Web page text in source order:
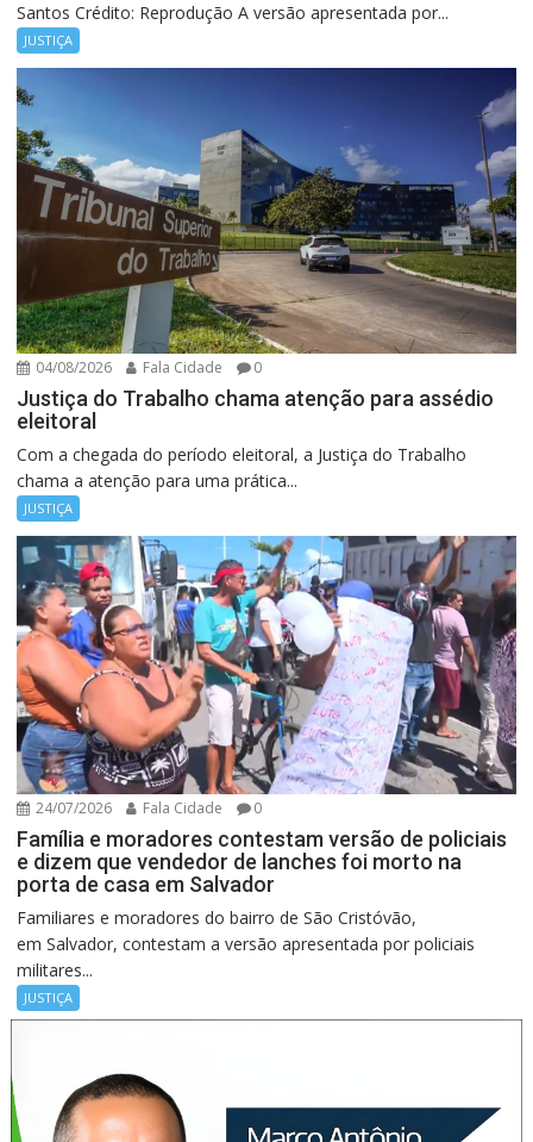
Santos Crédito: Reprodução A versão apresentada por...
JUSTIÇA
04/08/2026 Fala Cidade 0
Justiça do Trabalho chama atenção para assédio
eleitoral
Com a chegada do período eleitoral, a Justiça do Trabalho
chama a atenção para uma prática...
JUSTIÇA
24/07/2026 Fala Cidade 0
Família e moradores contestam versão de policiais
e dizem que vendedor de lanches foi morto na
porta de casa em Salvador
Familiares e moradores do bairro de São Cristóvão,
em Salvador, contestam a versão apresentada por policiais
militares...
JUSTIÇA